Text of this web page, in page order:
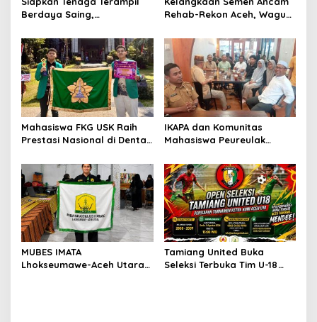
Berdaya Saing,
Tamiang Buka Pelatihan
Kerja 2026
Rehab-Rekon Aceh, Wagub
Mahasiswa FKG USK Raih
Prestasi Nasional di Dental
IKAPA dan Komunitas
Mahasiswa Peureulak
Peureulak Raya
MUBES IMATA
Lhokseumawe-Aceh Utara
Tamiang United Buka
Seleksi Terbuka Tim U-18